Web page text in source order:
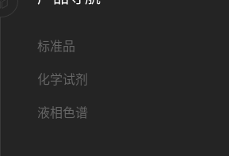
标准品
化学试剂
液相色谱